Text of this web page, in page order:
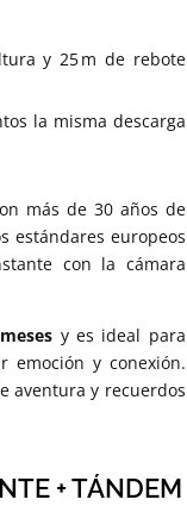
y 25 m de rebote
la misma descarga
más de 30 años de
estándares europeos
con la cámara
y es ideal para
emoción y conexión.
aventura y recuerdos
+ TÁNDEM